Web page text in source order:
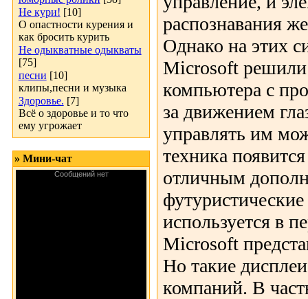
Не кури! [10]
О опастности курения и
как бросить курить
Не одыкватные одыкваты
[75]
песни [10]
клипы,песни и музыка
Здоровье. [7]
Всё о здоровье и то что
ему угрожает
» Мини-чат
распознавания
Однако на этих
Microsoft решили
компьютера с
за движением
управлять им
техника
отличным
используется в
Microsoft
Но такие
компаний. В